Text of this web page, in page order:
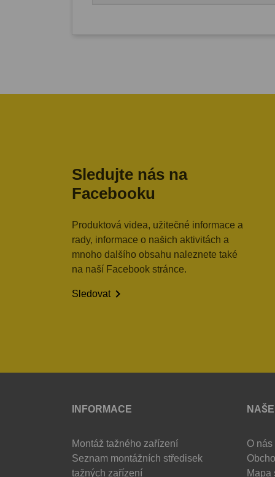
Sledujte nás na
Facebooku
Produktová videa, užitečné informace a
rady, informace o našich aktivitách a
mnoho dalšího obsahu naleznete také
na naší Facebook stránce.
Sledovat
INFORMACE
Montáž tažného zařízení
Seznam montážních středisek
tažných zařízení
O nás
Mapa